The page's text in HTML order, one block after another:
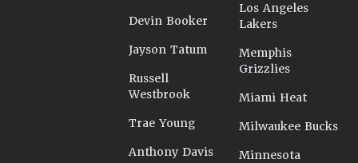
Devin Booker
Jayson Tatum
Russell
Westbrook
Trae Young
Anthony Davis
Los Angeles
Lakers
Memphis
Grizzlies
Miami Heat
Milwaukee Bucks
Minnesota